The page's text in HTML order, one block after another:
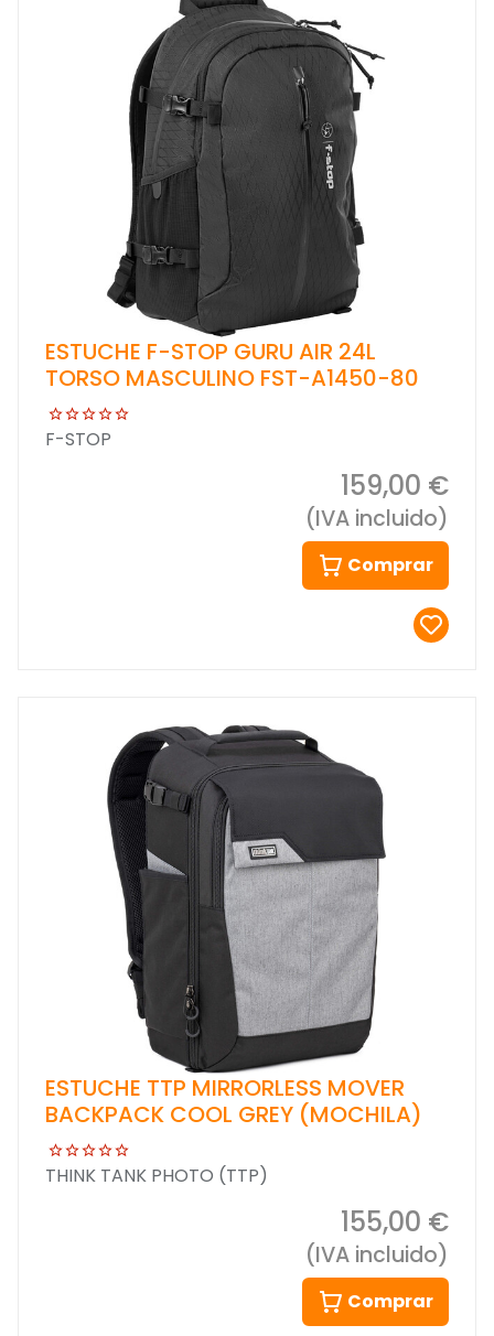
ESTUCHE F-STOP GURU AIR 24L
TORSO MASCULINO FST-A1450-80
F-STOP
159,00 €
(IVA incluido)
Comprar
ESTUCHE TTP MIRRORLESS MOVER
BACKPACK COOL GREY (MOCHILA)
THINK TANK PHOTO (TTP)
155,00 €
(IVA incluido)
Comprar